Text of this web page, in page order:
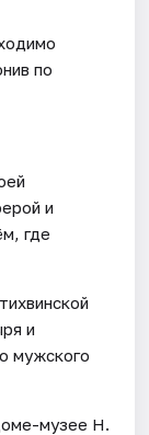
по
и
где
и
мужского
музее Н.